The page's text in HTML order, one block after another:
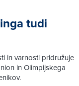
tudi
in varnosti pridružuje
in Olimpijskega